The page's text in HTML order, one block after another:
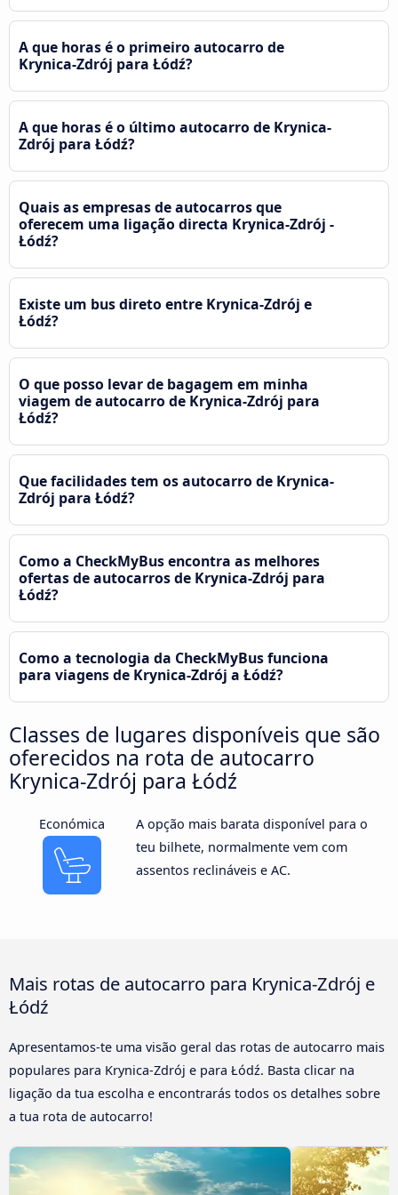
A que horas é o primeiro autocarro de
Krynica-Zdrój para Łódź?
A que horas é o último autocarro de Krynica-
Zdrój para Łódź?
Quais as empresas de autocarros que
oferecem uma ligação directa Krynica-Zdrój -
Łódź?
Existe um bus direto entre Krynica-Zdrój e
Łódź?
O que posso levar de bagagem em minha
viagem de autocarro de Krynica-Zdrój para
Łódź?
Que facilidades tem os autocarro de Krynica-
Zdrój para Łódź?
Como a CheckMyBus encontra as melhores
ofertas de autocarros de Krynica-Zdrój para
Łódź?
Como a tecnologia da CheckMyBus funciona
para viagens de Krynica-Zdrój a Łódź?
Classes de lugares disponíveis que são
oferecidos na rota de autocarro
Krynica-Zdrój para Łódź
Económica
A opção mais barata disponível para o
teu bilhete, normalmente vem com
assentos reclináveis e AC.
Mais rotas de autocarro para Krynica-Zdrój e
Łódź
Apresentamos-te uma visão geral das rotas de autocarro mais
populares para Krynica-Zdrój e para Łódź. Basta clicar na
ligação da tua escolha e encontrarás todos os detalhes sobre
a tua rota de autocarro!